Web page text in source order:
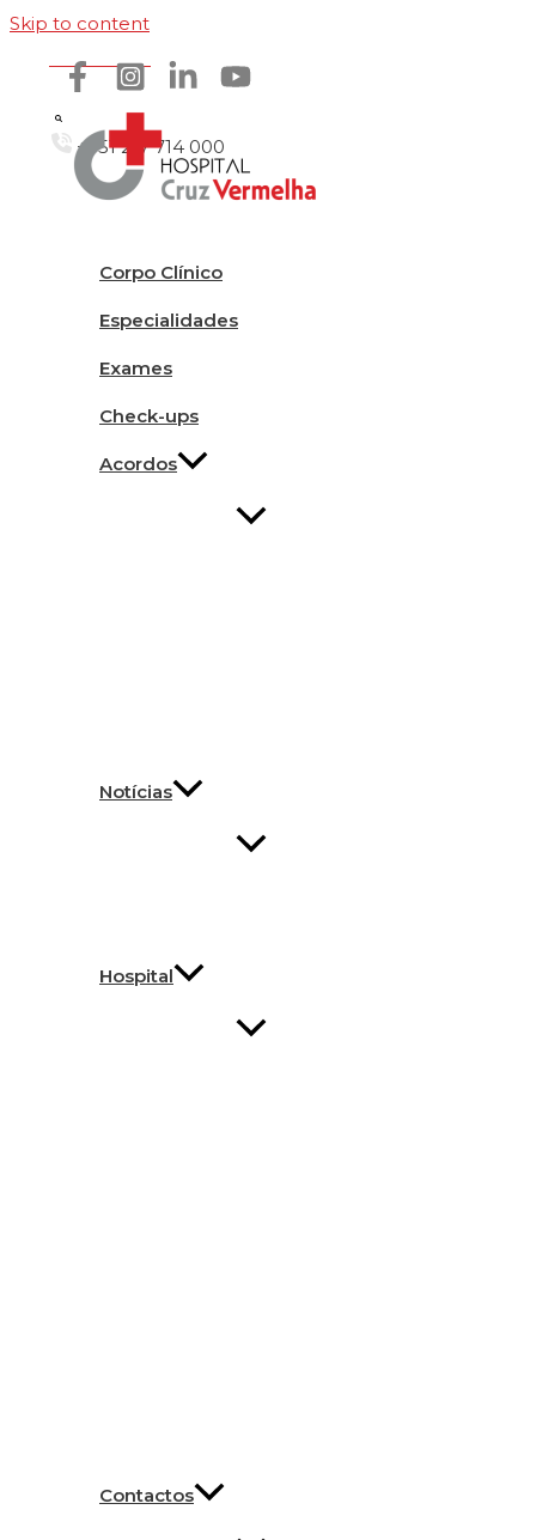
Skip to content
Como chegar
+351 217 714 000
Corpo Clínico
Especialidades
Exames
Check-ups
Acordos
Notícias
Hospital
Contactos